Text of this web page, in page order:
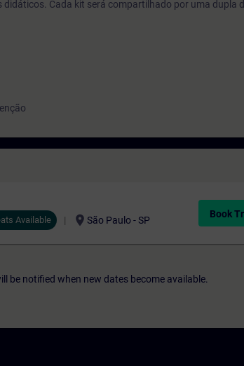
Cada kit será compartilhado por uma dupla
Available location_on São Paulo - SP
Book
be notified when new dates become available.